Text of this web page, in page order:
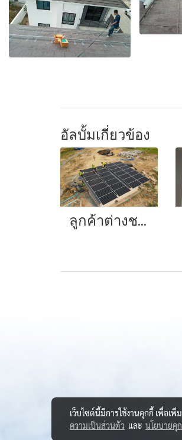
อัลบั้มเกี่ยวข้อง
ลูกค้าต่างชาติก็ยังมั่นใจกับโซล่าร์รูฟท็อปของอีฟ สินค้าแบรนด์คนไทย
เว็บไซต์นี้มีการใช้งานคุกกี้ เพื่อเ
ความเป็นส่วนตัว และ นโยบายคุ